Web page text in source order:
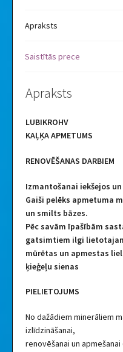
Apraksts
Saistītās prece
Apraksts
LUBIKROHV
KAĻĶA APMETUMS
RENOVĒŠANAS DARBIEM
Izmantošanai iekšejos
Gaiši pelēks apmetuma
un smilts bāzes.
Pēc savām īpašībām
gatsimtiem ilgi
mūrētas un apmestas
ķieģeļu sienas
PIELIETOJUMS
No dažādiem minerāliem
izlīdzināšanai,
renovēšanai un